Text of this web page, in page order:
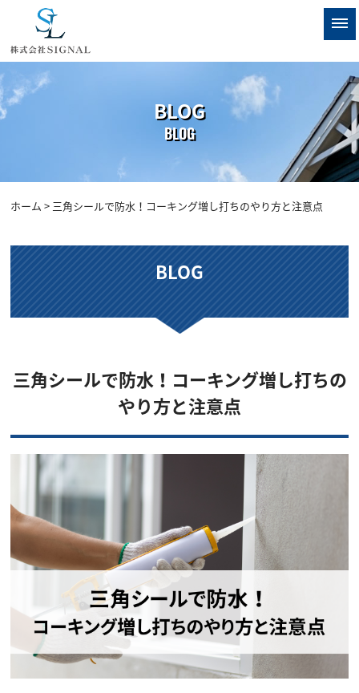
BLOG
BLOG
ホーム > 三角シールで防水！コーキング増し打ちのやり方と注意点
BLOG
三角シールで防水！コーキング増し打ちの
やり方と注意点